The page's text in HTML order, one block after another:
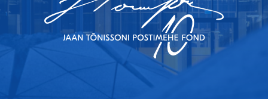
JAAN TÕNISSONI
POSTIMEHE FOND